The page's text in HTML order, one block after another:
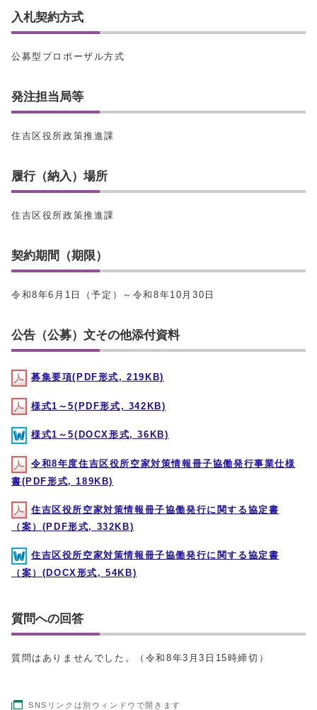
入札契約方式
公募型プロポーザル方式
発注担当局等
住吉区役所政策推進課
履行（納入）場所
住吉区役所政策推進課
契約期間（期限）
令和8年6月1日（予定）～令和8年10月30日
公告（公募）文その他添付資料
募集要項(PDF形式, 219KB)
様式1～5(PDF形式, 342KB)
様式1～5(DOCX形式, 36KB)
令和8年度住吉区役所空家対策情報冊子協働発行事業仕様
書(PDF形式, 189KB)
住吉区役所空家対策情報冊子協働発行に関する協定書
（案）(PDF形式, 332KB)
住吉区役所空家対策情報冊子協働発行に関する協定書
（案）(DOCX形式, 54KB)
質問への回答
質問はありませんでした。（令和8年3月3日15時締切）
SNSリンクは別ウィンドウで開きます